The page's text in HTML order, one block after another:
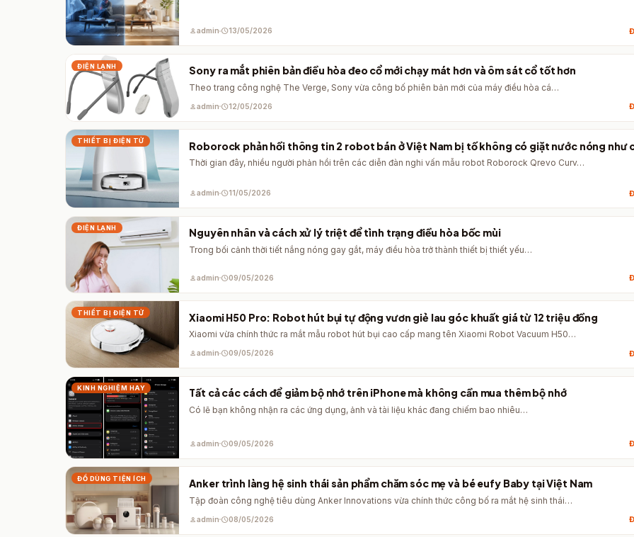
personadmin schedule13/05/2026
ĐIỆN LẠNH Sony ra mắt phiên bản điều hòa đeo cổ mới chạy mát hơn và ôm sát cổ tốt hơn
Theo trang công nghệ The Verge, Sony vừa công bố phiên bản mới của máy điều hòa cá…
personadmin schedule12/05/2026
THIẾT BỊ ĐIỆN TỬ Roborock phản hồi thông tin 2 robot bán ở Việt Nam bị tố không có giặt nước nóng như
Thời gian đây, nhiều người phản hồi trên các diễn đàn nghi vấn mẫu robot Roborock Qrevo Curv…
personadmin schedule11/05/2026
ĐIỆN LẠNH Nguyên nhân và cách xử lý triệt để tình trạng điều hòa bốc mùi
Trong bối cảnh thời tiết nắng nóng gay gắt, máy điều hòa trở thành thiết bị thiết yếu…
personadmin schedule09/05/2026
THIẾT BỊ ĐIỆN TỬ Xiaomi H50 Pro: Robot hút bụi tự động vươn giẻ lau góc khuất giá từ 12 triệu đồng
Xiaomi vừa chính thức ra mắt mẫu robot hút bụi cao cấp mang tên Xiaomi Robot Vacuum H50…
personadmin schedule09/05/2026
KINH NGHIỆM HAY Tất cả các cách để giảm bộ nhớ trên iPhone mà không cần mua thêm bộ nhớ
Có lẽ bạn không nhận ra các ứng dụng, ảnh và tài liệu khác đang chiếm bao nhiêu…
personadmin schedule09/05/2026
ĐỒ DÙNG TIỆN ÍCH Anker trình làng hệ sinh thái sản phẩm chăm sóc mẹ và bé eufy Baby tại Việt Nam
Tập đoàn công nghệ tiêu dùng Anker Innovations vừa chính thức công bố ra mắt hệ sinh thái…
personadmin schedule08/05/2026